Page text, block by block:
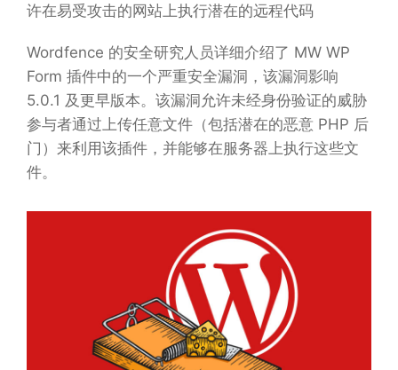
许在易受攻击的网站上执行潜在的远程代码
Wordfence 的安全研究人员详细介绍了 MW WP
Form 插件中的一个严重安全漏洞，该漏洞影响
5.0.1 及更早版本。该漏洞允许未经身份验证的威胁
参与者通过上传任意文件（包括潜在的恶意 PHP 后
门）来利用该插件，并能够在服务器上执行这些文
件。